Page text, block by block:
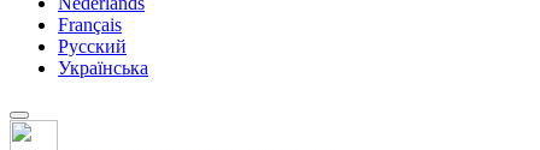
Français
Русский
Українська